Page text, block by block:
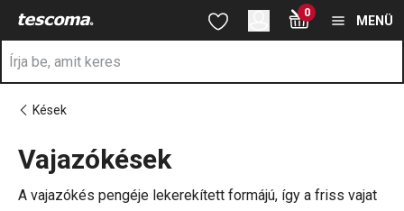
Ugrás a fő tartalomhoz
Ugrás a kereséshez
Ugrás a navigációhoz 0
MENÜ
Kések
Vajazókések
A vajazókés pengéje lekerekített formájú, így a friss vajat